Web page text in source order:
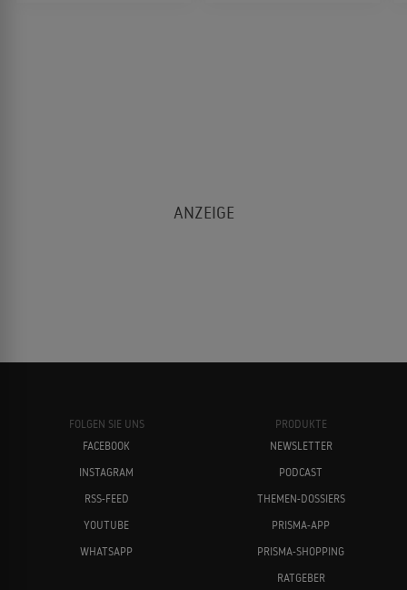
FOLGEN SIE UNS
FACEBOOK
INSTAGRAM
RSS-FEED
YOUTUBE
WHATSAPP
PRODUKTE
NEWSLETTER
PODCAST
THEMEN-DOSSIERS
PRISMA-APP
PRISMA-SHOPPING
RATGEBER